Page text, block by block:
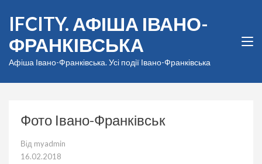
вмісту
(натисніть
Enter)
IFCITY. АФІША ІВАНО-
ФРАНКІВСЬКА
Афіша Івано-Франківська. Усі події Івано-Франківська
Фото Івано-Франківськ
Від myadmin
16.02.2018